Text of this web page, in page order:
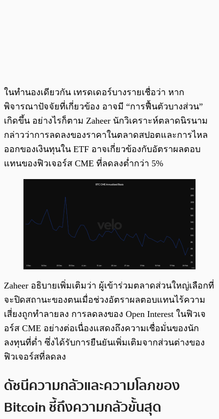
ในทำนองเดียวกัน เทรดเดอร์บางรายเชื่อว่า หาก
พิจารณาปัจจัยที่เกี่ยวข้อง อาจมี “การฟื้นตัวบางส่วน”
เกิดขึ้น อย่างไรก็ตาม Zaheer นักวิเคราะห์ตลาดนิรนาม
กล่าวว่าการลดลงของราคาในตลาดสปอตและการไหล
ออกของเงินทุนใน ETF อาจเกี่ยวข้องกับอัตราผลตอบ
แทนของฟิวเจอร์ส CME ที่ลดลงต่ำกว่า 5%
Zaheer อธิบายเพิ่มเติมว่า ผู้เข้าร่วมตลาดส่วนใหญ่เลือกที่
จะปิดสถานะของตนเมื่อช่วงอัตราผลตอบแทนไร้ความ
เสี่ยงถูกทำลายลง การลดลงของ Open Interest ในฟิวเจ
อร์ส CME อย่างต่อเนื่องแสดงถึงความเชื่อมั่นของนัก
ลงทุนที่ต่ำ ซึ่งได้รับการยืนยันเพิ่มเติมจากส่วนต่างของ
ฟิวเจอร์สที่ลดลง
ดัชนีความกลัวและความโลภของ
Bitcoin ชี้ถึงความกลัวขั้นสุด